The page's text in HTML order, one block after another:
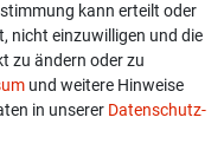
kann erteilt oder
nicht einzuwilligen und die
zu ändern oder zu
und weitere Hinweise
in unserer Daten­schutz­